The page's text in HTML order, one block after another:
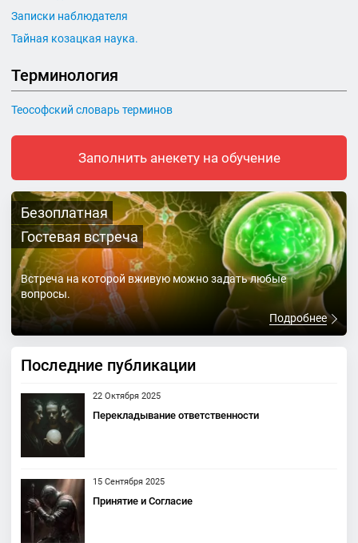
Записки наблюдателя
Тайная козацкая наука.
Терминология
Теософский словарь терминов
Заполнить анекету на обучение
Безоплатная
Гостевая встреча
Встреча на которой вживую можно задать любые
вопросы.
Подробнее
Последние публикации
22 Октября 2025
Перекладывание ответственности
15 Сентября 2025
Принятие и Согласие